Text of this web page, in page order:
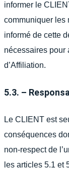
informer le
communiquer les
informé de cette
nécessaires pour
d’Affiliation.
5.3. –
Le CLIENT est
conséquences
non-respect de
les articles 5.1 et